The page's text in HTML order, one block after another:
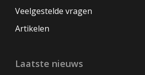
Veelgestelde vragen
Artikelen
Laatste nieuws